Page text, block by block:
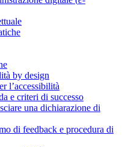
by design
l’accessibilità
e criteri di successo
una dichiarazione di
di feedback e procedura di